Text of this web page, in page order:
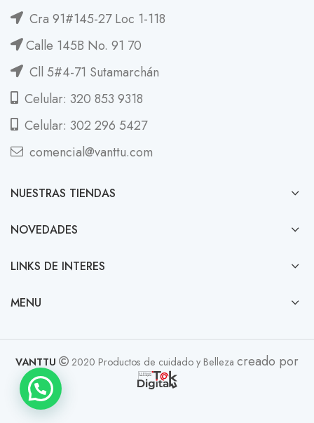
Cra 91#145-27 Loc 1-118
Calle 145B No. 91 70
Cll 5#4-71 Sutamarchán
Celular: 320 853 9318
Celular: 302 296 5427
comencial@vanttu.com
NUESTRAS TIENDAS
NOVEDADES
LINKS DE INTERES
MENU
VANTTU 2020 Productos de cuidado y Belleza creado por